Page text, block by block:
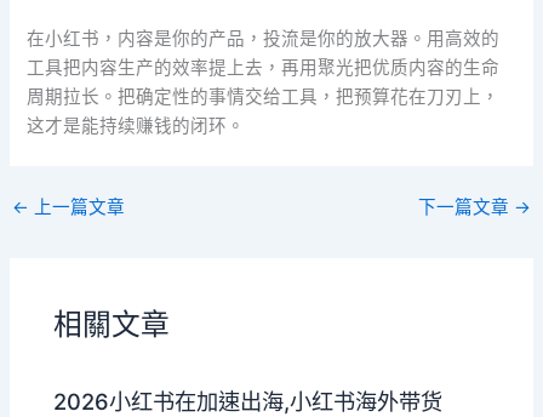
在小红书，内容是你的产品，投流是你的放大器。用高效的
工具把内容生产的效率提上去，再用聚光把优质内容的生命
周期拉长。把确定性的事情交给工具，把预算花在刀刃上，
这才是能持续赚钱的闭环。
← 上一篇文章 下一篇文章 →
相關文章
2026小红书在加速出海,小红书海外带货